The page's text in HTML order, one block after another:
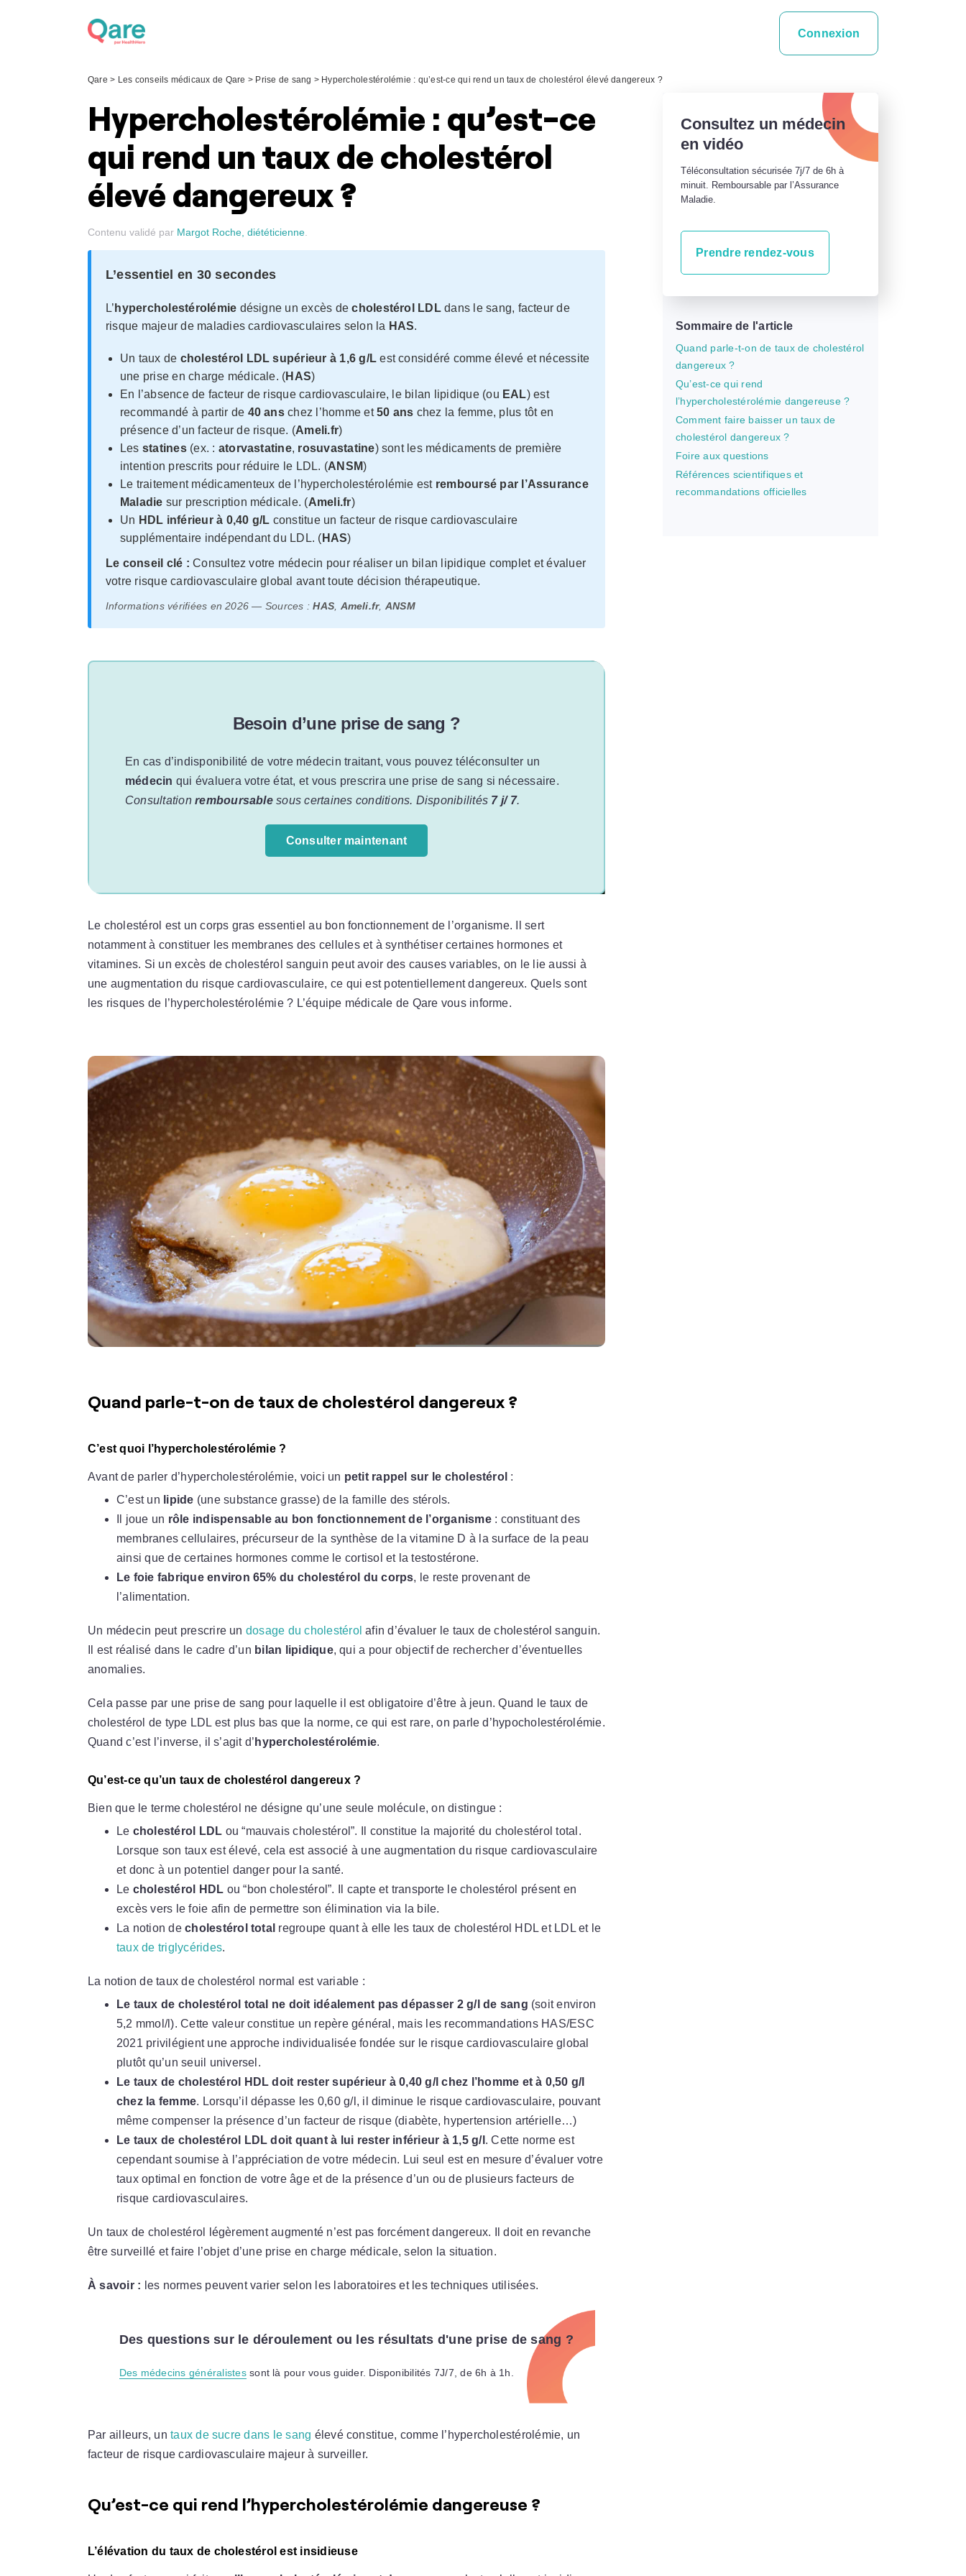
Connexion
Qare > Les conseils médicaux de Qare > Prise de sang > Hypercholestérolémie : qu’est-ce qui rend un taux de cholestérol élevé dangereux ?
Hypercholestérolémie : qu’est-ce
qui rend un taux de cholestérol
élevé dangereux ?
Contenu validé par Margot Roche, diététicienne.
L’essentiel en 30 secondes
L’ hypercholestérolémie désigne un excès decholestérol LDLdans le sang, facteur de
risque majeur de maladies cardiovasculaires selon la HAS.
Un taux de cholestérol LDL supérieur à 1,6 g/L est considéré comme élevé et nécessite
une prise en charge médicale. (HAS)
En l’absence de facteur de risque cardiovasculaire, le bilan lipidique (ou EAL) est
recommandé à partir de 40 anschez l’homme et50 ans chez la femme, plus tôt en
présence d’un facteur de risque. (Ameli.fr)
Les statines(ex. : atorvastatine, rosuvastatine) sont les médicaments de première
intention prescrits pour réduire le LDL. (ANSM)
Le traitement médicamenteux de l’hypercholestérolémie est remboursé par l’Assurance
Maladie sur prescription médicale. (Ameli.fr)
Un HDL inférieur à 0,40 g/L constitue un facteur de risque cardiovasculaire
supplémentaire indépendant du LDL. ( HAS)
Le conseil clé : Consultez votre médecin pour réaliser un bilan lipidique complet et évaluer
votre risque cardiovasculaire global avant toute décision thérapeutique.
Informations vérifiées en 2026 — Sources :HAS, Ameli.fr, ANSM
Besoin d’une prise de sang ?
En cas d’indisponibilité de votre médecin traitant, vous pouvez téléconsulter un
médecin qui évaluera votre état, et vous prescrira une prise de sang si nécessaire.
Consultationremboursablesous certaines conditions. Disponibilités 7 j/ 7.
Consulter maintenant
Le cholestérol est un corps gras essentiel au bon fonctionnement de l’organisme. Il sert
notamment à constituer les membranes des cellules et à synthétiser certaines hormones et
vitamines. Si un excès de cholestérol sanguin peut avoir des causes variables, on le lie aussi à
une augmentation du risque cardiovasculaire, ce qui est potentiellement dangereux. Quels sont
les risques de l’hypercholestérolémie ? L’équipe médicale de Qare vous informe.
Quand parle-t-on de taux de cholestérol dangereux ?
C’est quoi l’hypercholestérolémie ?
Avant de parler d’hypercholestérolémie, voici un petit rappel sur le cholestérol :
C’est un lipide (une substance grasse) de la famille des stérols.
Il joue un rôle indispensable au bon fonctionnement de l’organisme: constituant des
membranes cellulaires, précurseur de la synthèse de la vitamine D à la surface de la peau
ainsi que de certaines hormones comme le cortisol et la testostérone.
Le foie fabrique environ 65% du cholestérol du corps, le reste provenant de
l’alimentation.
Un médecin peut prescrire un dosage du cholestérol afin d’évaluer le taux de cholestérol sanguin.
Il est réalisé dans le cadre d’un bilan lipidique, qui a pour objectif de rechercher d’éventuelles
anomalies.
Cela passe par une prise de sang pour laquelle il est obligatoire d’être à jeun. Quand le taux de
cholestérol de type LDL est plus bas que la norme, ce qui est rare, on parle d’hypocholestérolémie.
Quand c’est l’inverse, il s’agit d’ hypercholestérolémie.
Qu’est-ce qu’un taux de cholestérol dangereux ?
Bien que le terme cholestérol ne désigne qu’une seule molécule, on distingue :
Le cholestérol LDL ou “mauvais cholestérol”. Il constitue la majorité du cholestérol total.
Lorsque son taux est élevé, cela est associé à une augmentation du risque cardiovasculaire
et donc à un potentiel danger pour la santé.
Le cholestérol HDL ou “bon cholestérol”. Il capte et transporte le cholestérol présent en
excès vers le foie afin de permettre son élimination via la bile.
La notion decholestérol total regroupe quant à elle les taux de cholestérol HDL et LDL et le
taux de triglycérides.
La notion de taux de cholestérol normal est variable :
Le taux de cholestérol total ne doit idéalement pas dépasser 2 g/l de sang (soit environ
5,2 mmol/l). Cette valeur constitue un repère général, mais les recommandations HAS/ESC
2021 privilégient une approche individualisée fondée sur le risque cardiovasculaire global
plutôt qu’un seuil universel .
Le taux de cholestérol HDL doit rester supérieur à 0,40 g/l chez l’homme et à 0,50 g/l
chez la femme. Lorsqu’il dépasse les 0,60 g/l, il diminue le risque cardiovasculaire, pouvant
même compenser la présence d’un facteur de risque (diabète, hypertension artérielle…)
Le taux de cholestérol LDL doit quant à lui rester inférieur à 1,5 g/l . Cette norme est
cependant soumise à l’appréciation de votre médecin. Lui seul est en mesure d’évaluer votre
taux optimal en fonction de votre âge et de la présence d’un ou de plusieurs facteurs de
risque cardiovasculaires.
Un taux de cholestérol légèrement augmenté n’est pas forcément dangereux. Il doit en revanche
être surveillé et faire l’objet d’une prise en charge médicale, selon la situation.
À savoir : les normes peuvent varier selon les laboratoires et les techniques utilisées.
Des questions sur le déroulement ou les résultats d'une prise de sang ?
Des médecins généralistessont là pour vous guider. Disponibilités 7J/7, de 6h à 1h.
Par ailleurs, untaux de sucre dans le sang élevé constitue, comme l’hypercholestérolémie, un
facteur de risque cardiovasculaire majeur à surveiller.
Qu’est-ce qui rend l’hypercholestérolémie dangereuse ?
L’élévation du taux de cholestérol est insidieuse
Consultez un médecin
en vidéo
Téléconsultation sécurisée 7j/7 de 6h à
minuit. Remboursable par l’Assurance
Maladie.
Prendre rendez-vous
Sommaire de l'article
Quand parle-t-on de taux de cholestérol
dangereux ?
Qu’est-ce qui rend
l’hypercholestérolémie dangereuse ?
Comment faire baisser un taux de
cholestérol dangereux ?
Foire aux questions
Références scientifiques et
recommandations officielles